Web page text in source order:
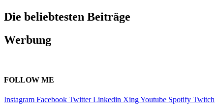
Die beliebtesten Beiträge
Werbung
FOLLOW ME
Instagram Facebook Twitter Linkedin XingYoutube Spotify Twitch